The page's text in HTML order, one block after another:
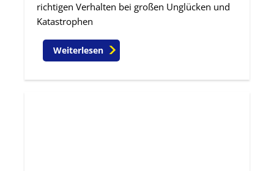
richtigen Verhalten bei großen Unglücken und
Katastrophen
Weiterlesen